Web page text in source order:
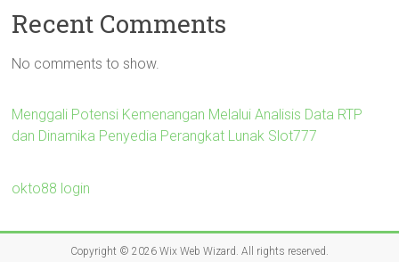
Recent Comments
No comments to show.
Menggali Potensi Kemenangan Melalui Analisis Data RTP
dan Dinamika Penyedia Perangkat Lunak Slot777
okto88 login
Copyright © 2026 Wix Web Wizard . All rights reserved.